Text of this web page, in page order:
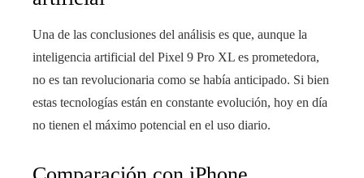
Una de las conclusiones del análisis es que, aunque la
inteligencia artificial del Pixel 9 Pro XL es prometedora,
no es tan revolucionaria como se había anticipado. Si bien
estas tecnologías están en constante evolución, hoy en día
no tienen el máximo potencial en el uso diario.